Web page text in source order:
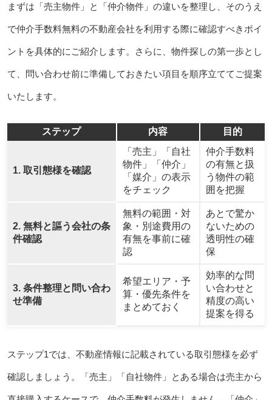
まずは「売主物件」と「仲介物件」の違いを整理し、そのうえ
で仲介手数料無料の不動産会社を利用する際に確認すべきポイ
ントを具体的にご紹介します。さらに、物件探しの第一歩とし
て、問い合わせ前に準備しておきたい項目を順序立ててご提案
いたします。
ステップ 内容 目的
1. 取引態様を確認
「売主」「自社
物件」「仲介」
「媒介」の表示
をチェック
仲介手数料
の有無と扱
う物件の範
囲を把握
2. 無料と謳う会社の条
件確認
無料の範囲・対
象・別途費用の
有無を事前に確
認
あとで驚か
ないための
透明性の確
保
3. 条件整理と問い合わ
せ準備
希望エリア・予
算・優先条件を
まとめておく
効率的な問
い合わせと
精度の高い
提案を得る
ステップ1では、不動産情報に記載されている取引態様を必ず
確認しましょう。「売主」「自社物件」とある場合は売主から